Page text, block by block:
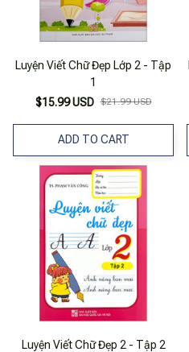
Luyện Viết Chữ Đẹp Lớp 2 - Tập
1
$15.99 USD $21.99 USD
ADD TO CART
Luyện Viết Chữ Đẹp 2 - Tập 2